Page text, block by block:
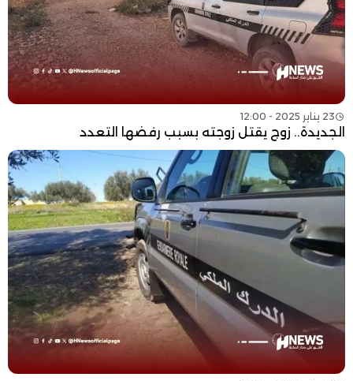
23 يناير 2025 - 12:00
الجديدة.. زوج يقتل زوجته بسبب رفضها التعدد